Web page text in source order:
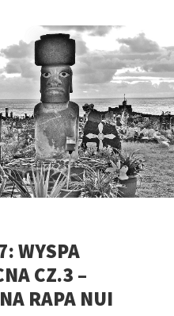
WYSPA
CZ.3 –
RAPA NUI